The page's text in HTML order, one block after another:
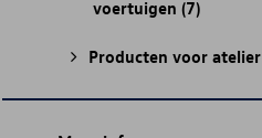
voertuigen (7)
Producten voor atelier